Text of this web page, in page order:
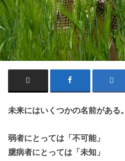
未来にはいくつかの名前がある。
弱者にとっては「不可能」
臆病者にとっては「未知」